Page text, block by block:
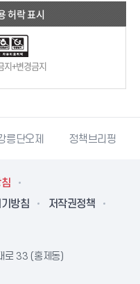
허락 표시
지+변경금지
릉단오제 정책브리핑
방침
저작권정책
로 33 (홍제동)